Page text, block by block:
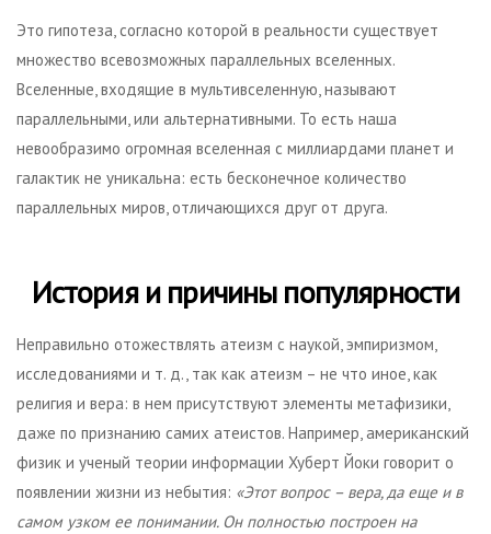
Это гипотеза, согласно которой в реальности существует
множество всевозможных параллельных вселенных.
Вселенные, входящие в мультивселенную, называют
параллельными, или альтернативными. То есть наша
невообразимо огромная вселенная с миллиардами планет и
галактик не уникальна: есть бесконечное количество
параллельных миров, отличающихся друг от друга.
История и причины популярности
Неправильно отожествлять атеизм с наукой, эмпиризмом,
исследованиями и т. д., так как атеизм – не что иное, как
религия и вера: в нем присутствуют элементы метафизики,
даже по признанию самих атеистов. Например, американский
физик и ученый теории информации Хуберт Йоки говорит о
появлении жизни из небытия: «Этот вопрос –вера, да еще и в
самом узком ее понимании. Он полностью построен на